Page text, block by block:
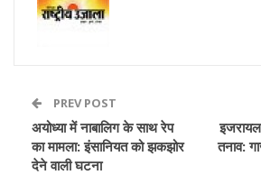
PREV POST
अयोध्या में नाबालिग के साथ रेप
का मामला: इंसानियत को झकझोर
देने वाली घटना
तनाव: